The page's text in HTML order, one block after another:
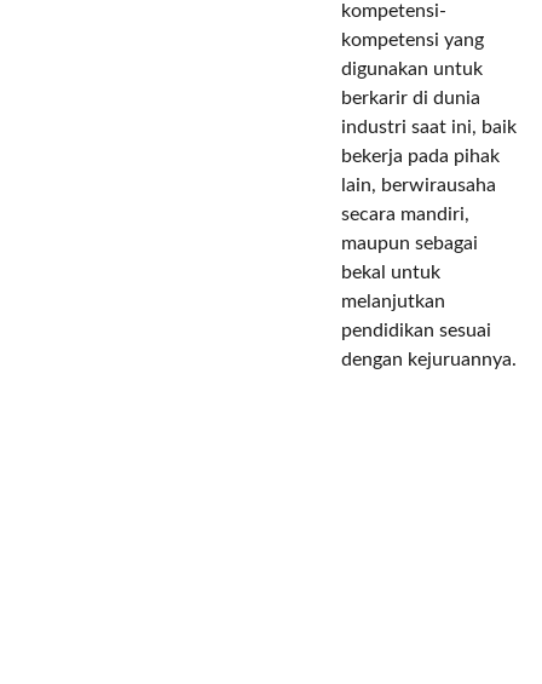
kompetensi-
kompetensi yang
digunakan untuk
berkarir di dunia
industri saat ini, baik
bekerja pada pihak
lain, berwirausaha
secara mandiri,
maupun sebagai
bekal untuk
melanjutkan
pendidikan sesuai
dengan kejuruannya.